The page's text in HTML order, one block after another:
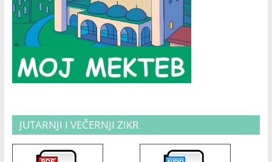
JUTARNJI I VEČERNJI ZIKR